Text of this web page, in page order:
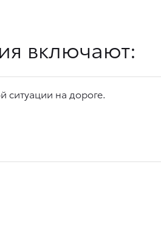
включают:
на дороге.